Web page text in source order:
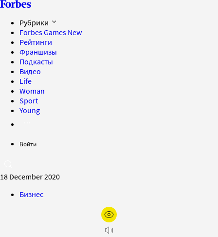
Рубрики
Forbes Games New
Рейтинги
Франшизы
Подкасты
Видео
Life
Woman
Sport
Young
Войти
18 December 2020
Бизнес